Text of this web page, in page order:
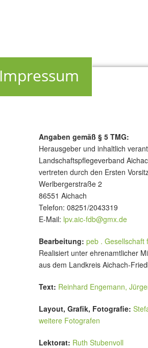
Impressum
Angaben gemäß § 5 TMG:
Herausgeber und inhaltlich
Landschaftspflegeverband
vertreten durch den Ersten
Werlbergerstraße 2
86551 Aichach
Telefon: 08251/2043319
E-Mail: lpv.aic-fdb@gmx.de
Bearbeitung: peb . Gesellschaft
Realisiert unter ehrenamtlicher
aus dem Landkreis Aichach-
Text: Reinhard Engemann,
Layout, Grafik, Fotografie:
weitere Fotografen
Lektorat: Ruth Stubenvoll